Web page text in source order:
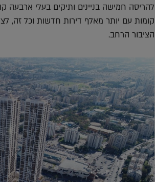
להריסה חמישה בניינים ותיקים בעלי ארבעה
קומות עם יותר מאלף דירות חדשות וכל זה,
הציבור הרחב.